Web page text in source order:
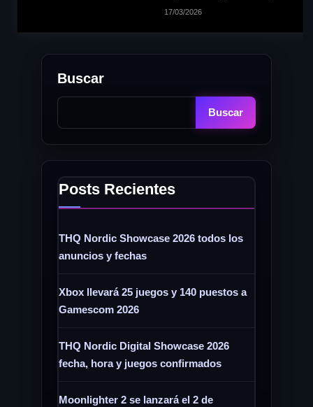
17/03/2026
Buscar
Buscar
Posts Recientes
THQ Nordic Showcase 2026 todos los
anuncios y fechas
Xbox llevará 25 juegos y 140 puestos a
Gamescom 2026
THQ Nordic Digital Showcase 2026
fecha, hora y juegos confirmados
Moonlighter 2 se lanzará el 2 de